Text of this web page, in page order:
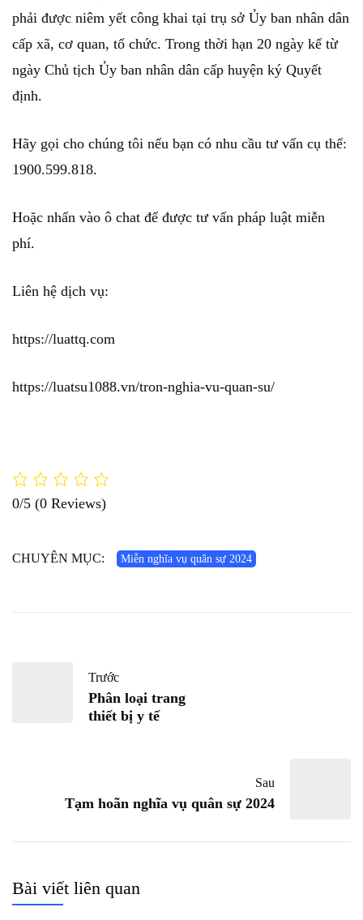
phải được niêm yết công khai tại trụ sở Ủy ban nhân dân
cấp xã, cơ quan, tổ chức. Trong thời hạn 20 ngày kể từ
ngày Chủ tịch Ủy ban nhân dân cấp huyện ký Quyết
định.
Hãy gọi cho chúng tôi nếu bạn có nhu cầu tư vấn cụ thể:
1900.599.818.
Hoặc nhấn vào ô chat để được tư vấn pháp luật miễn
phí.
Liên hệ dịch vụ:
https://luattq.com
https://luatsu1088.vn/tron-nghia-vu-quan-su/
0/5 (0 Reviews)
CHUYÊN MỤC: Miễn nghĩa vụ quân sự 2024
Trước
Phân loại trang
thiết bị y tế
Sau
Tạm hoãn nghĩa vụ quân sự 2024
Bài viết liên quan